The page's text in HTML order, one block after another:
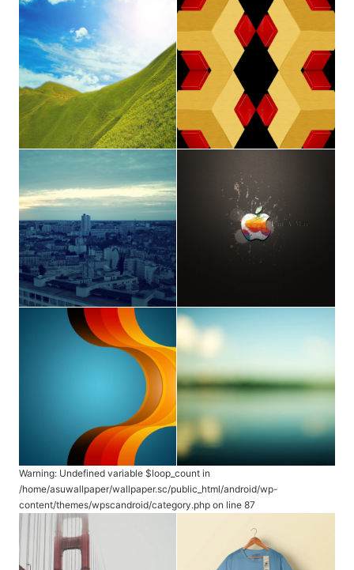
Warning: Undefined variable $loop_count in
/home/asuwallpaper/wallpaper.sc/public_html/android/wp-
content/themes/wpscandroid/category.php on line 87